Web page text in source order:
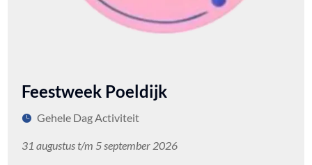
Feestweek Poeldijk
Gehele Dag Activiteit
31 augustus t/m 5 september 2026